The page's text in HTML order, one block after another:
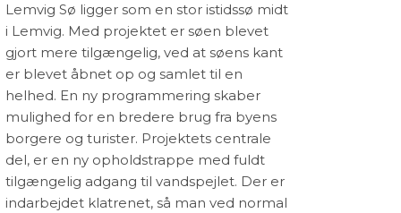
og
Byggeledelse
Kirkegårds konsulent
Landskabsarkitekt
unge
Landskabsarkitekt
Lemvig Sø ligger som en stor istidssø midt
i Lemvig. Med projektet er søen blevet
gjort mere tilgængelig, ved at søens kant
er blevet åbnet op og samlet til en
helhed. En ny programmering skaber
mulighed for en bredere brug fra byens
borgere og turister. Projektets centrale
del, er en ny opholdstrappe med fuldt
tilgængelig adgang til vandspejlet. Der er
indarbejdet klatrenet, så man ved normal